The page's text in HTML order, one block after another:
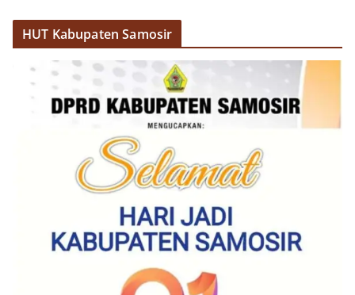
HUT Kabupaten Samosir